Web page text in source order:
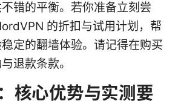
错的平衡。若你准备立刻尝
的折扣与试用计划，帮
定的翻墙体验。请记得在购买
退款条款。
核心优势与实测要